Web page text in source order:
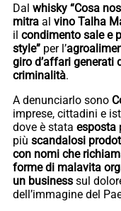
Dal whisky “Cosa
mitra al vino Talha
il condimento sale e
style” per l’
giro d’affari generati
criminalità.
A denunciarlo sono
imprese, cittadini e
dove è stata esposta
più scandalosi
con nomi che
forme di malavita
un business sul
dell’immagine del